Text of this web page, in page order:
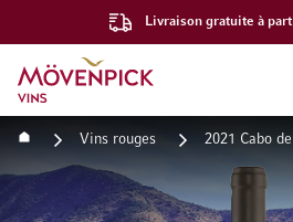
Livraison gratuite à
Aller à la page d'accueil
Accueil Vins rouges 2021 Cabo
Passer à la fin